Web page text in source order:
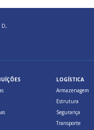
D,
LOGÍSTICA
Armazenagem
Estrutura
Segurança
Transporte